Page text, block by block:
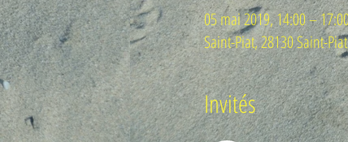
05 mai 2019, 14:00 –
Saint-Piat, 28130 Saint-
Invités